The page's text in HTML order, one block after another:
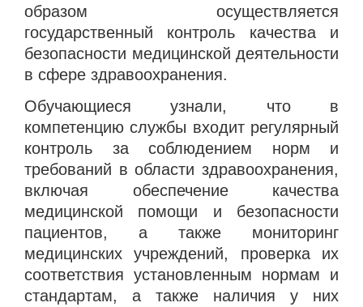
образом осуществляется
государственный контроль качества и
безопасности медицинской деятельности
в сфере здравоохранения.
Обучающиеся узнали, что в
компетенцию службы входит регулярный
контроль за соблюдением норм и
требований в области здравоохранения,
включая обеспечение качества
медицинской помощи и безопасности
пациентов, а также мониторинг
медицинских учреждений, проверка их
соответствия установленным нормам и
стандартам, а также наличия у них